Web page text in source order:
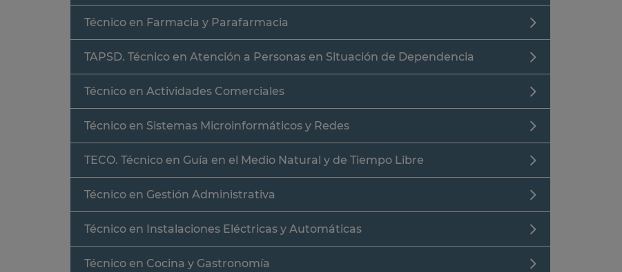
Técnico en Farmacia y Parafarmacia
TAPSD. Técnico en Atención a Personas en Situación de Dependencia
Técnico en Actividades Comerciales
Técnico en Sistemas Microinformáticos y Redes
TECO. Técnico en Guía en el Medio Natural y de Tiempo Libre
Técnico en Gestión Administrativa
Técnico en Instalaciones Eléctricas y Automáticas
Técnico en Cocina y Gastronomía